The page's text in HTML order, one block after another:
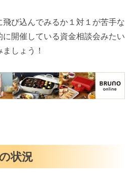
び込んでみるか１対１が苦手な
開催している資金相談会みたい
しょう！
状況